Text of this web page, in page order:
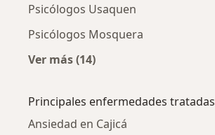
Psicólogos Usaquen
Psicólogos Mosquera
Ver más (14)
Principales enfermedades tratadas
Ansiedad en Cajicá